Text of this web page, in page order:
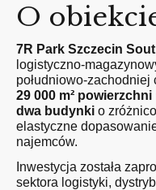
O
7R Park Szczecin
logistyczno-
południowo-
29 000 m²
dwa budynki o
elastyczne
najemców.
Inwestycja została
sektora logistyki,